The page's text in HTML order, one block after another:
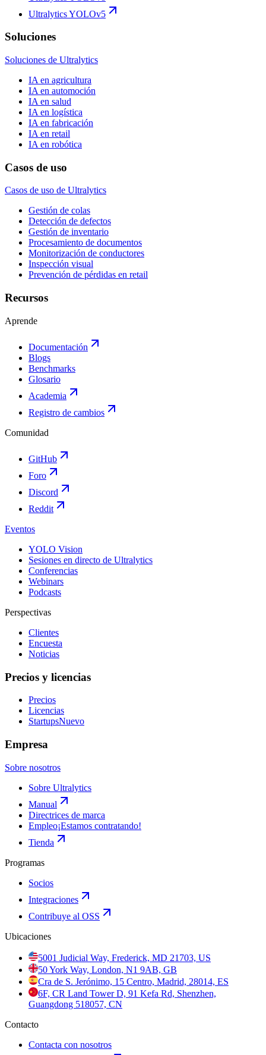
Ultralytics YOLOv5
Soluciones
Soluciones de Ultralytics
IA en agricultura
IA en automoción
IA en salud
IA en logística
IA en fabricación
IA en retail
IA en robótica
Casos de uso
Casos de uso de Ultralytics
Gestión de colas
Detección de defectos
Gestión de inventario
Procesamiento de documentos
Monitorización de conductores
Inspección visual
Prevención de pérdidas en retail
Recursos
Aprende
Documentación
Blogs
Benchmarks
Glosario
Academia
Registro de cambios
Comunidad
GitHub
Foro
Discord
Reddit
Eventos
YOLO Vision
Sesiones en directo de Ultralytics
Conferencias
Webinars
Podcasts
Perspectivas
Clientes
Encuesta
Noticias
Precios y licencias
Precios
Licencias
StartupsNuevo
Empresa
Sobre nosotros
Sobre Ultralytics
Manual
Directrices de marca
Empleo¡Estamos contratando!
Tienda
Programas
Socios
Integraciones
Contribuye al OSS
Ubicaciones
5001 Judicial Way, Frederick, MD 21703, US
50 York Way, London, N1 9AB, GB
Cra de S. Jerónimo, 15 Centro, Madrid, 28014, ES
6F, CR Land Tower D, 91 Kefa Rd, Shenzhen,
Guangdong 518057, CN
Contacto
Contacta con nosotros